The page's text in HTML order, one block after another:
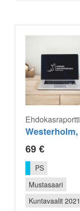
Ehdokasraportti
69 €
PS
Mustasaari
Kuntavaalit 2021